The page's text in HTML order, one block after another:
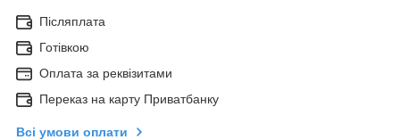
Післяплата
Готівкою
Оплата за реквізитами
Переказ на карту Приватбанку
Всі умови оплати